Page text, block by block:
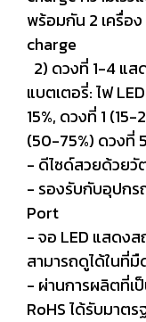
พร้อมกัน 2 เครื่อ
charge
2) ดวงที่ 1-4 แ
แบตเตอรี่: ไฟ
15%, ดวงที่ 1
(50-75%) ดวงที่
- ดีไซด์สวยด้วยวั
- รองรับกับอุปกร
Port
- จอ LED แสดงส
สามารถดูได้ในที่มื
- ผ่านการผลิตที่เ
RoHS ได้รับมาต